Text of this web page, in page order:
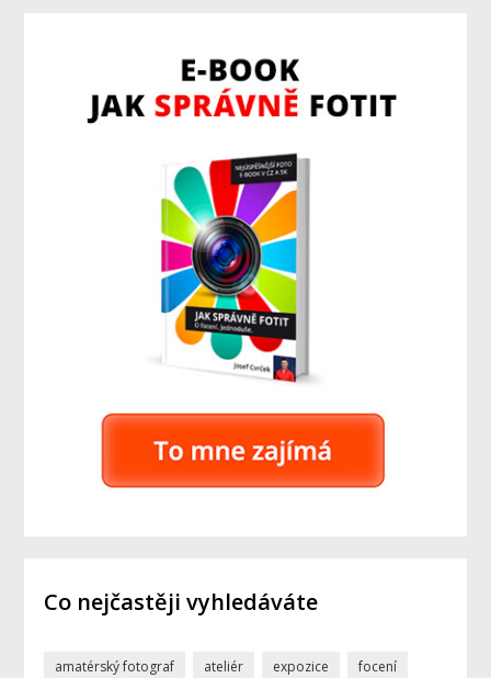
Co nejčastěji vyhledáváte
amatérský fotograf ateliér expozice focení